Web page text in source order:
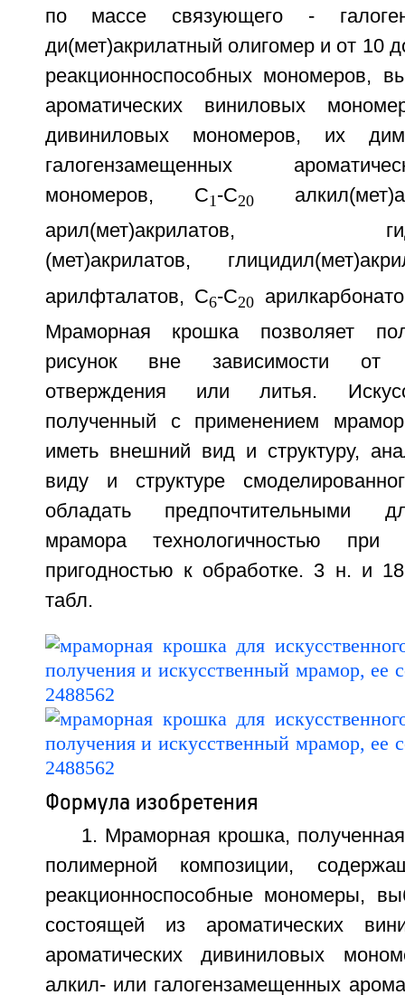
по массе связующего -
ди(мет)акрилатный олигомер и от 10
реакционноспособных мономеров,
ароматических виниловых
дивиниловых мономеров, их
галогензамещенных
мономеров, C1-C20
арил(мет)акрилатов,
(мет)акрилатов,
арилфталатов, C6-C20
Мраморная крошка позволяет
рисунок вне зависимости от
отверждения или литья.
полученный с применением
иметь внешний вид и структуру,
виду и структуре
обладать предпочтительными
мрамора технологичностью при
пригодностью к обработке. 3 н. и
табл.
Формула изобретения
1. Мраморная крошка,
полимерной композиции,
реакционноспособные мономеры,
состоящей из ароматических
ароматических дивиниловых
алкил- или галогензамещенных